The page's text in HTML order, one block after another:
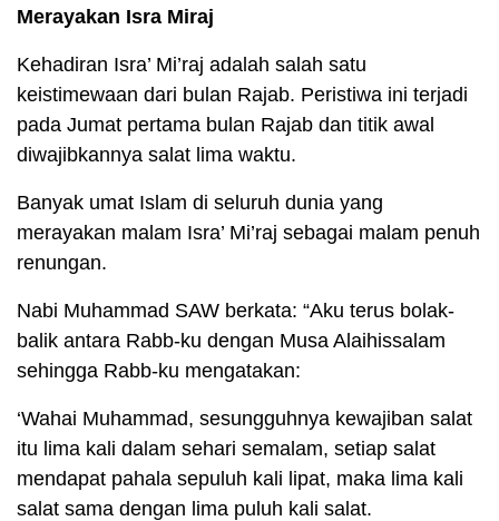
Merayakan Isra Miraj
Kehadiran Isra’ Mi’raj adalah salah satu
keistimewaan dari bulan Rajab. Peristiwa ini terjadi
pada Jumat pertama bulan Rajab dan titik awal
diwajibkannya salat lima waktu.
Banyak umat Islam di seluruh dunia yang
merayakan malam Isra’ Mi’raj sebagai malam penuh
renungan.
Nabi Muhammad SAW berkata: “Aku terus bolak-
balik antara Rabb-ku dengan Musa Alaihissalam
sehingga Rabb-ku mengatakan:
‘Wahai Muhammad, sesungguhnya kewajiban salat
itu lima kali dalam sehari semalam, setiap salat
mendapat pahala sepuluh kali lipat, maka lima kali
salat sama dengan lima puluh kali salat.